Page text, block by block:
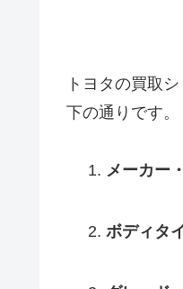
トヨタの買取
下の通りです。
メーカー
ボディタ